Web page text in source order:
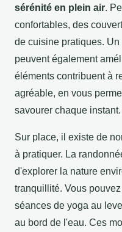
sérénité en plein air.
confortables, des
de cuisine pratiques.
peuvent également
éléments contribuent à
agréable, en vous
savourer chaque instant.
Sur place, il existe de
à pratiquer. La
d'explorer la nature
tranquillité. Vous
séances de yoga au
au bord de l'eau. Ces